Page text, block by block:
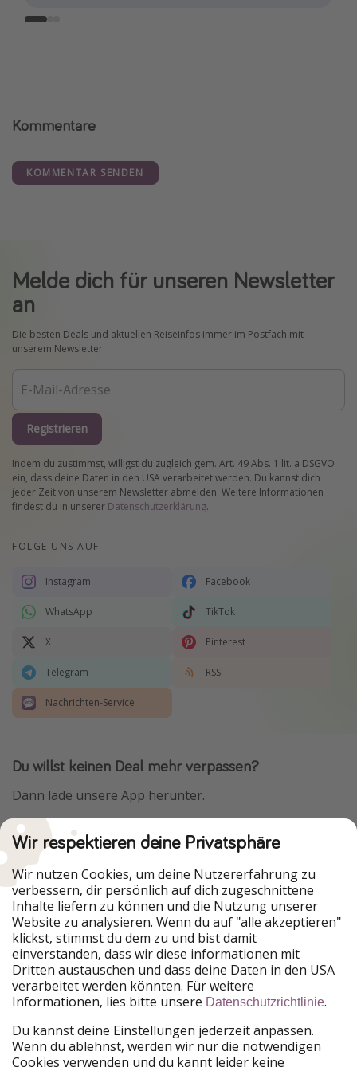
Kommentare
KOMMENTAR SENDEN
Melde dich für unseren Newsletter
an
Die besten Deals und aktuellen Reiseinfos immer im Postfach mit
unserem Newsletter
Registrieren
Indem du zustimmst, willigst du zugleich gem. Art. 49 Abs. 1 lit. a DSGVO
ein, dass deine Daten in den USA verarbeitet werden. Du kannst dich
jeder Zeit von unserem Newsletter abmelden. Weitere Informationen
findest du in unserer Datenschutzerklärung.
FOLGE UNS AUF
Instagram Facebook
WhatsApp TikTok
X Pinterest
Telegram RSS
Nachrichten-Service
Du willst keinen Deal mehr verpassen?
Dann lade unsere App herunter.
Urlaubspiraten ist Teil der HolidayPirates Group
Unsere Märkte
PiratinViaggio
HolidayPirates
VakantiePiraten
WakacyjniPiraci
VoyagesPirates
Ferienpiraten
Urlaubspiraten
ViajerosPiratas
TravelPirates
HolidayPirates Group
Wir respektieren deine Privatsphäre
Wir nutzen Cookies, um deine Nutzererfahrung zu
verbessern, dir persönlich auf dich zugeschnittene
Inhalte liefern zu können und die Nutzung unserer
Website zu analysieren. Wenn du auf "alle akzeptieren"
klickst, stimmst du dem zu und bist damit
einverstanden, dass wir diese informationen mit
Dritten austauschen und dass deine Daten in den USA
verarbeitet werden könnten. Für weitere
Informationen, lies bitte unsere Datenschutzrichtlinie.
Du kannst deine Einstellungen jederzeit anpassen.
Wenn du ablehnst, werden wir nur die notwendigen
Cookies verwenden und du kannt leider keine